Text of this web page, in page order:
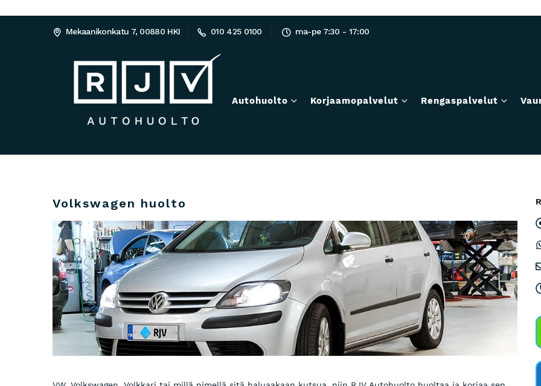
Mekaanikonkatu 7, 00880 HKI 010 425 0100 ma-pe 7:30 - 17:00
Autohuolto Korjaamopalvelut Rengaspalvelut
Volkswagen huolto